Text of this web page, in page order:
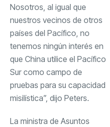
Nosotros, al igual que
nuestros vecinos de otros
países del Pacífico, no
tenemos ningún interés en
que China utilice el Pacífico
Sur como campo de
pruebas para su capacidad
misilística”, dijo Peters.
La ministra de Asuntos